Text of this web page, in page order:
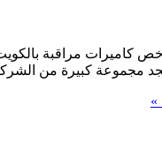
كاميرات مراقبة
مجموعة كبيرة من
»